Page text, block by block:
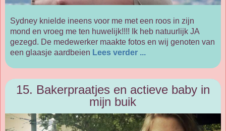
Sydney knielde ineens voor me met een roos in zijn
mond en vroeg me ten huwelijk!!!! Ik heb natuurlijk JA
gezegd. De medewerker maakte fotos en wij genoten van
een glaasje aardbeien Lees verder ...
15. Bakerpraatjes en actieve baby in
mijn buik